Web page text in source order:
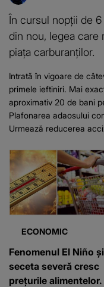
În cursul nopții de
din nou, legea care
piața carburanților.
Intrată în vigoare de
primele ieftiniri. Mai
aproximativ 20 de bani
Plafonarea adaosului
Urmează reducerea
ECONOMIC
Fenomenul El Niño și
seceta severă cresc
prețurile alimentelor.